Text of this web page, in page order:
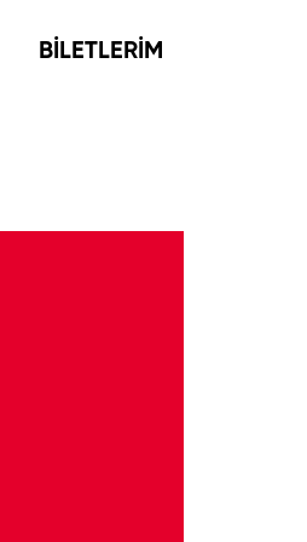
BİLETLERİM